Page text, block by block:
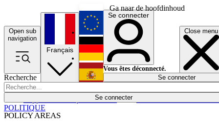
Ga naar de hoofdinhoud
Open sub
navigation
Close menu
Recherche
Se connecter
POLICY AREAS
Économie
Français
English
Deutsch
Español
Se connecter
Vous êtes déconnecté.
Se connecter
POLITIQUE